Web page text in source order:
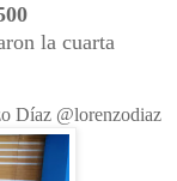
la cuarta
Díaz @lorenzodiaz